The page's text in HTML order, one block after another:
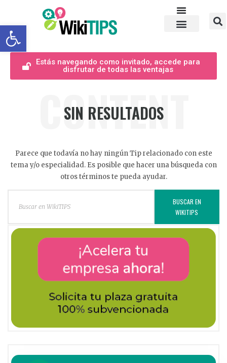
Abrir barra de herramientas
Estás navegando como invitado, accede para
disfrutar de todas las ventajas
CONTENT
SIN RESULTADOS
Parece que todavía no hay ningún Tip relacionado con este
tema y/o especialidad. Es posible que hacer una búsqueda con
otros términos te pueda ayudar.
BUSCAR EN
WIKITIPS